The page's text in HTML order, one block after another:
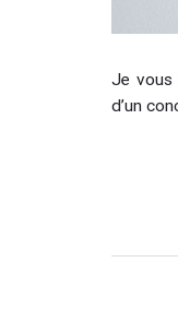
Je vous
d’un